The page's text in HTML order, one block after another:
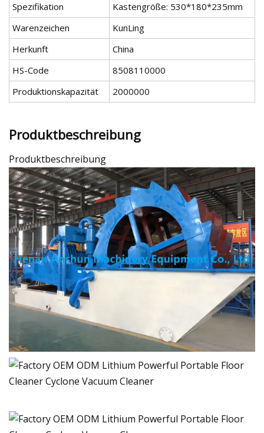
Spezifikation
Kastengröße: 530*180*235mm
Warenzeichen
KunLing
Herkunft
China
HS-Code
8508110000
Produktionskapazität
2000000
Produktbeschreibung
Produktbeschreibung